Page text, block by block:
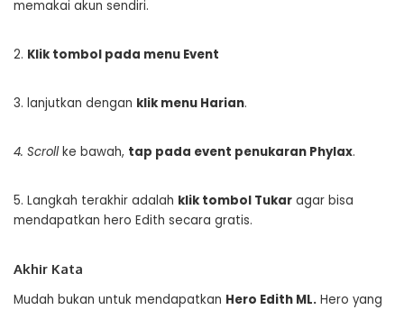
memakai akun sendiri.
2. Klik tombol pada menu Event
3. lanjutkan dengan klik menu Harian.
4. Scrollke bawah, tap pada event penukaran Phylax.
5. Langkah terakhir adalah klik tombol Tukar agar bisa
mendapatkan hero Edith secara gratis.
Akhir Kata
Mudah bukan untuk mendapatkan Hero Edith ML. Hero yang